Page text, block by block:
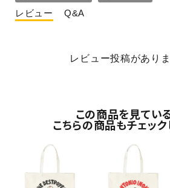
レビュー Q&A
レビュー投稿がありま
この商品を見てい
こちらの商品もチェッ